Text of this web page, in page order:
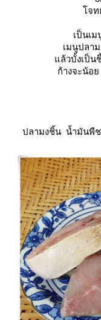
จท
เป็นเ
เมนูปลา
ล้วบั้งเป็น
ก้างจะน้อ
ปลามงชิ้น น้ำมันพืช